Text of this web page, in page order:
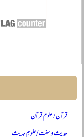
قرآن / علومِ قرآن
حدیث و سنت / علومِ حدیث